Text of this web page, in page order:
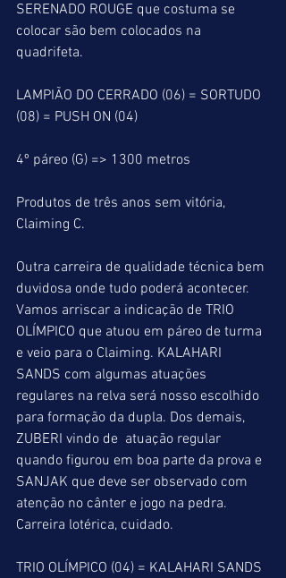
SERENADO ROUGE que costuma se
colocar são bem colocados na
quadrifeta.
LAMPIÃO DO CERRADO (06) = SORTUDO
(08) = PUSH ON (04)
4º páreo (G) => 1300 metros
Produtos de três anos sem vitória,
Claiming C.
Outra carreira de qualidade técnica bem
duvidosa onde tudo poderá acontecer.
Vamos arriscar a indicação de TRIO
OLÍMPICO que atuou em páreo de turma
e veio para o Claiming. KALAHARI
SANDS com algumas atuações
regulares na relva será nosso escolhido
para formação da dupla. Dos demais,
ZUBERI vindo de  atuação regular
quando figurou em boa parte da prova e
SANJAK que deve ser observado com
atenção no cânter e jogo na pedra.
Carreira lotérica, cuidado.
TRIO OLÍMPICO (04) = KALAHARI SANDS